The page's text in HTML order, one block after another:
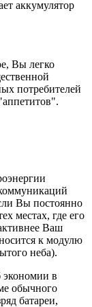
аккумулятор
Вы легко
потребителей
Вы постоянно
местах, где его
Ваш
к модулю
неба).
в
обычного
батареи,